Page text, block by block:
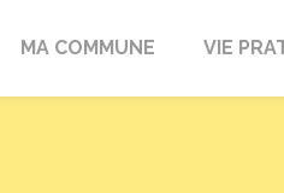
du-Gâtinais
MA COMMUNE VIE